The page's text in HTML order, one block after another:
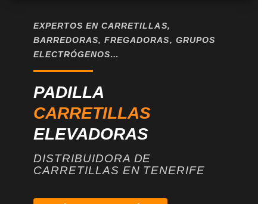
EXPERTOS EN CARRETILLAS,
BARREDORAS, FREGADORAS, GRUPOS
ELECTRÓGENOS…
PADILLA
CARRETILLAS
ELEVADORAS
DISTRIBUIDORA DE
CARRETILLAS EN TENERIFE